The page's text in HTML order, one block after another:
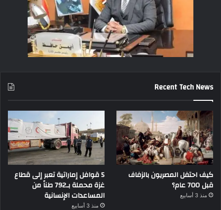
Recent Tech News
كيف احتفل المصريون بالزفاف
قبل 700 عام؟
منذ 3 أسابيع
5 قوافل إماراتية تعبر إلى قطاع
غزة محملة بـ792 طناً من
المساعدات الإنسانية
منذ 3 أسابيع